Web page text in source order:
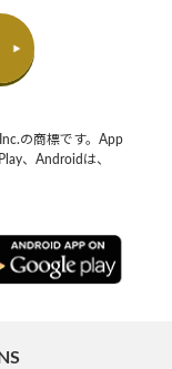
の商標です。App
、Androidは、